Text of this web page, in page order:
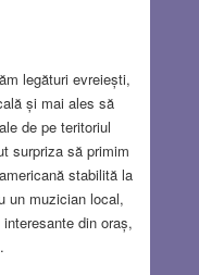
legături evreiești,
și mai ales să
de pe teritoriul
surpriza să primim
stabilită la
un muzician local,
din oraș,